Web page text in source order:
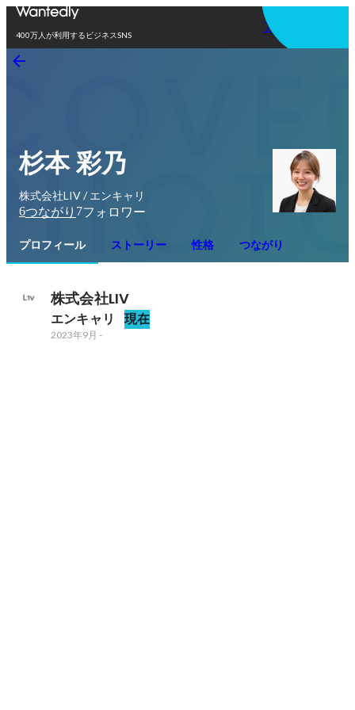
400万人が利用するビジネスSNS
アプリを使う
杉本 彩乃
株式会社LIV / エンキャリ
6つながり 7フォロワー
プロフィール ストーリー 性格 つながり
株式会社LIV
エンキャリ 現在
2023年9月 -